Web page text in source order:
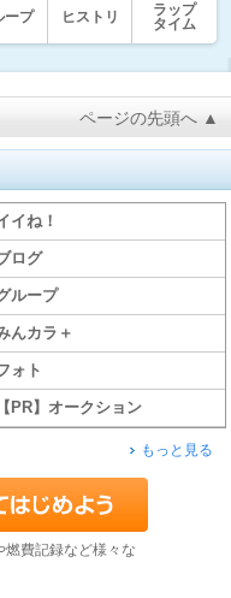
ープ ヒストリ
ラップ
タイム
ページの先頭へ ▲
イね！
ログ
ループ
んカラ＋
ォト
【PR】オークション
もっと見る
燃費記録など様々な